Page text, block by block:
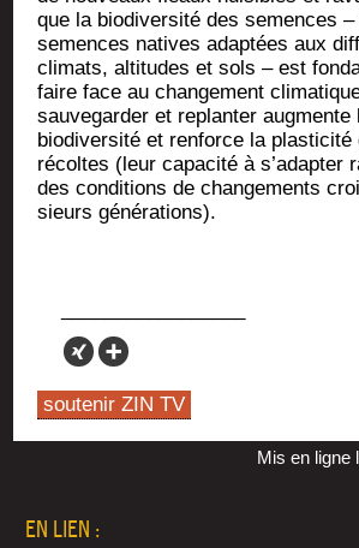
EN LIEN :
que la bio­di­ver­si­té des semences
semences natives adap­tées aux
cli­mats, alti­tudes et sols – est
faire face au chan­ge­ment
sau­ve­gar­der et replan­ter aug­mente
biodiversité et ren­force la plas­ti­ci­té
récoltes (leur capa­ci­té à s’adapter
des condi­tions de chan­ge­ments
sieurs générations).
soutenir ZIN TV
Mis en ligne